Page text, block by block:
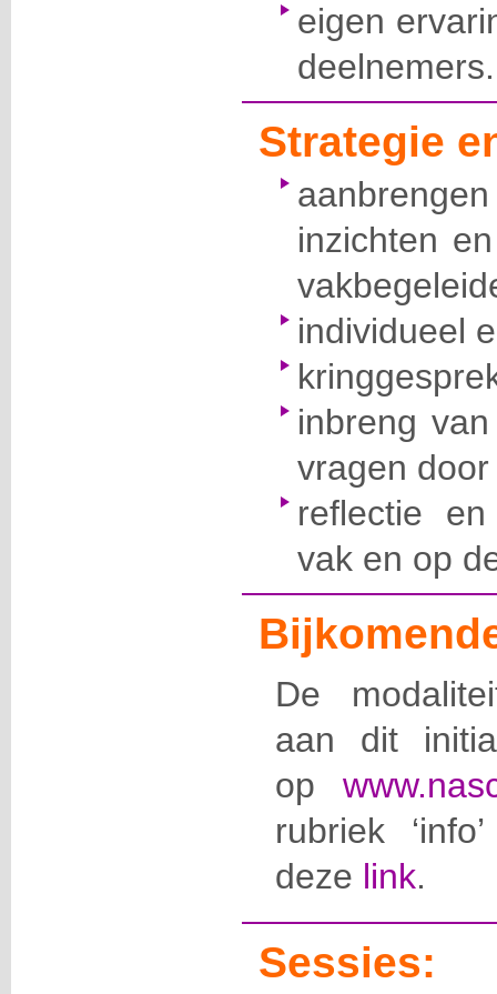
eigen
deelnemers.
Strategie
inzichten
individueel
inbreng
vragen
reflectie
vak en op
De
aan dit
op
rubriek
deze link.
Sessies: